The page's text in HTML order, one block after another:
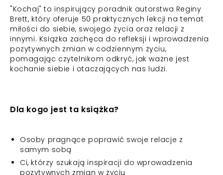
"Kochaj" to inspirujący poradnik autorstwa Reginy
Brett, który oferuje 50 praktycznych lekcji na temat
miłości do siebie, swojego życia oraz relacji z
innymi. Książka zachęca do refleksji i wprowadzenia
pozytywnych zmian w codziennym życiu,
pomagając czytelnikom odkryć, jak ważne jest
kochanie siebie i otaczających nas ludzi.
Dla kogo jest ta książka?
Osoby pragnące poprawić swoje relacje z
samym sobą
Ci, którzy szukają inspiracji do wprowadzenia
pozytywnych zmian w życiu